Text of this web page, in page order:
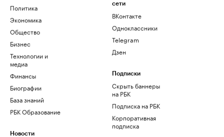
Политика
Экономика
Общество
Бизнес
Технологии и
медиа
Финансы
Биографии
База знаний
РБК Образование
Новости
сети
ВКонтакте
Одноклассники
Telegram
Дзен
Подписки
Скрыть баннеры
на РБК
Подписка на РБК
Корпоративная
подписка